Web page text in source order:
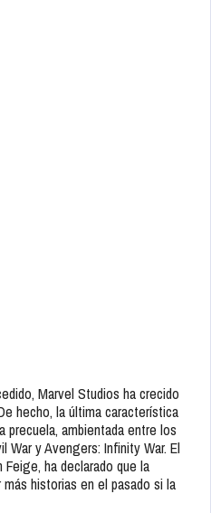
Marvel Studios ha crecido
hecho, la última característica
precuela, ambientada entre los
War y Avengers: Infinity War. El
ha declarado que la
historias en el pasado si la